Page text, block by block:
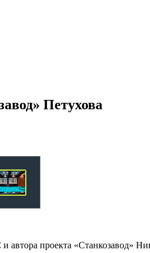
Петухова
проекта «Станкозавод»